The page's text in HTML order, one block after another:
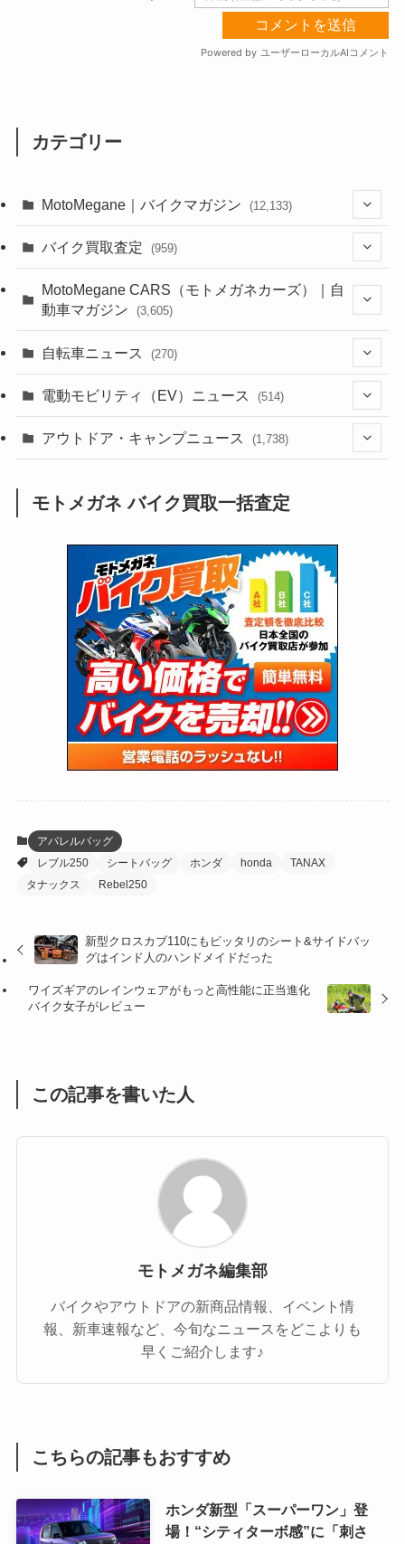
カテゴリー
MotoMegane｜バイクマガジン (12,133)
(44)
(638)
(118)
(60)
(31)
(51)
(34)
(5)
(12)
(63)
(109)
(252)
(38)
(24)
(16)
(25)
(24)
(47)
(15)
(5)
(249)
(64)
(16)
(62)
(4)
(6)
(17)
(5)
(27)
(306)
(6,956)
(2,473)
(249)
(1,226)
(12)
(131)
(38)
(131)
(167)
(85)
(21)
(61)
(171)
(98)
(13)
(60)
(274)
(171)
(38)
(47)
(59)
(41)
(47)
(66)
(16)
(141)
(255)
(204)
(1,141)
(166)
(23)
(33)
(34)
(35)
(41)
(415)
(16)
バイク買取査定 (959)
(352)
MotoMegane CARS（モトメガネカーズ）｜自
動車マガジン
(3,605)
(185)
(137)
(73)
(2,744)
(126)
(170)
自転車ニュース (270)
(54)
(211)
電動モビリティ（EV）ニュース (514)
(132)
(171)
(118)
(27)
アウトドア・キャンプニュース (1,738)
(1,605)
(147)
(13)
(19)
(12)
(16)
(4)
(16)
モトメガネ バイク買取一括査定
アパレルバッグ
レブル250
シートバッグ ホンダ honda
TANAX
タナックス
Rebel250
新型クロスカブ110にもピッタリのシート&サイドバッ
グはインド人のハンドメイドだった
ワイズギアのレインウェアがもっと高性能に正当進化
バイク女子がレビュー
この記事を書いた人
モトメガネ編集部
バイクやアウトドアの新商品情報、イベント情
報、新車速報など、今旬なニュースをどこよりも
早くご紹介します♪
こちらの記事もおすすめ
ホンダ新型「スーパーワン」登
場！“シティターボ感”に「刺さ